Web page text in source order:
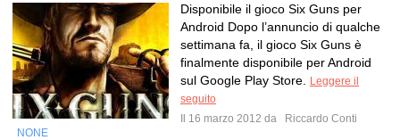
Disponibile il gioco Six Guns per
Android Dopo l’annuncio di qualche
settimana fa, il gioco Six Guns è
finalmente disponibile per Android
sul Google Play Store.
Leggere il
seguito
Il 16 marzo 2012 da
Riccardo Conti
NONE